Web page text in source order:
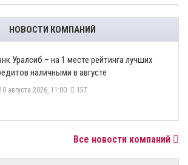
НОВОСТИ КОМПАНИЙ
Уралсиб – на 1 месте рейтинга лучших
наличными в августе
10 августа 2026, 11:00 157
Все новости компаний